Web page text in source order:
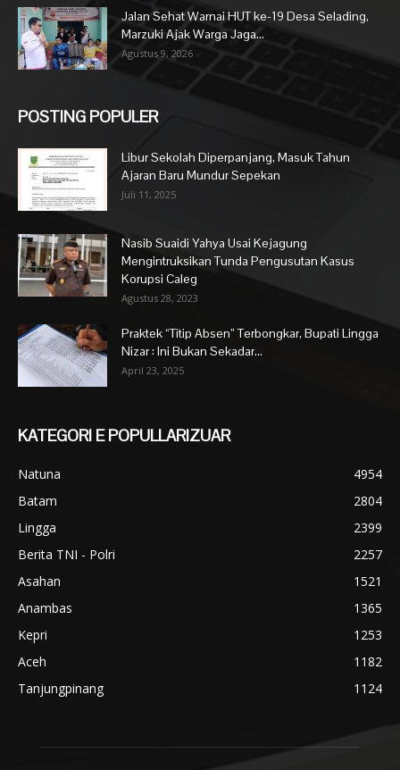
Jalan Sehat Warnai HUT ke-19 Desa Selading,
Marzuki Ajak Warga Jaga...
Agustus 9, 2026
POSTING POPULER
Libur Sekolah Diperpanjang, Masuk Tahun
Ajaran Baru Mundur Sepekan
Juli 11, 2025
Nasib Suaidi Yahya Usai Kejagung
Mengintruksikan Tunda Pengusutan Kasus
Korupsi Caleg
Agustus 28, 2023
Praktek “Titip Absen” Terbongkar, Bupati Lingga
Nizar : Ini Bukan Sekadar...
April 23, 2025
KATEGORI E POPULLARIZUAR
Natuna
4954
Batam
2804
Lingga
2399
Berita TNI - Polri
2257
Asahan
1521
Anambas
1365
Kepri
1253
Aceh
1182
Tanjungpinang
1124